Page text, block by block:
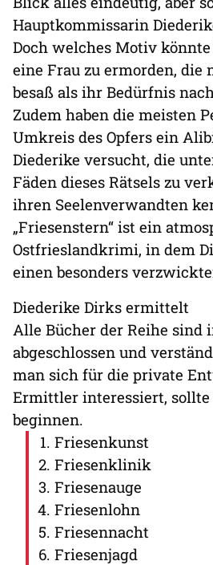
Hauptkommissarin
Doch welches Motiv
eine Frau zu ermorden,
besaß als ihr Bedürfnis
Zudem haben die meisten
Umkreis des Opfers ein
Diederike versucht, die
Fäden dieses Rätsels zu
ihren Seelenverwandten
„Friesenstern“ ist ein
Ostfrieslandkrimi, in dem
einen besonders
Diederike Dirks ermittelt
Alle Bücher der Reihe sind
abgeschlossen und
man sich für die private
Ermittler interessiert, sollte
beginnen.
Friesenkunst
Friesenklinik
Friesenauge
Friesenlohn
Friesennacht
Friesenjagd